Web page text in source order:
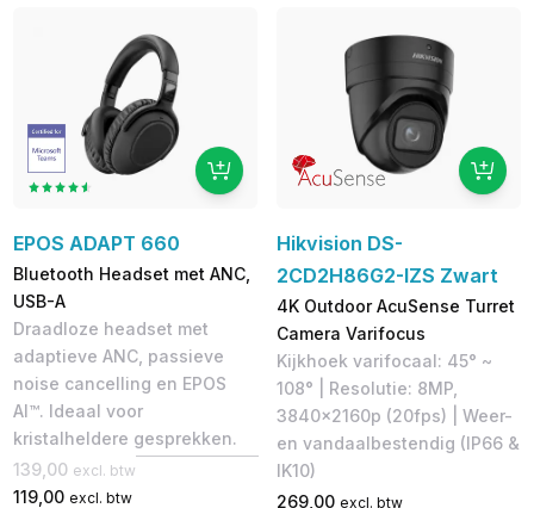
EPOS ADAPT 660
Bluetooth Headset met ANC,
USB-A
Draadloze headset met
adaptieve ANC, passieve
noise cancelling en EPOS
AI™. Ideaal voor
kristalheldere gesprekken.
139,00 excl. btw
119,00 excl. btw
Hikvision DS-
2CD2H86G2-IZS Zwart
4K Outdoor AcuSense Turret
Camera Varifocus
Kijkhoek varifocaal: 45° ~
108° | Resolutie: 8MP,
3840x2160p (20fps) | Weer-
en vandaalbestendig (IP66 &
IK10)
269,00 excl. btw